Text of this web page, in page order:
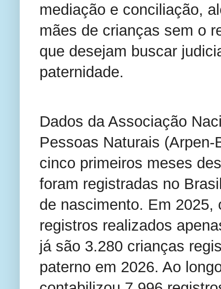
mediação e conciliação,
mães de crianças sem o
que desejam buscar
paternidade.
Dados da Associação
Pessoas Naturais
cinco primeiros meses
foram registradas no
de nascimento. Em
registros realizados
já são 3.280 crianças
paterno em 2026. Ao